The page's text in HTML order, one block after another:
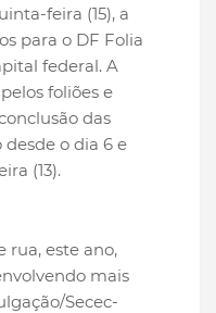
feira (15), a
para o DF Folia
federal. A
foliões e
das
desde o dia 6 e
(13).
rua, este ano,
mais
Secec-